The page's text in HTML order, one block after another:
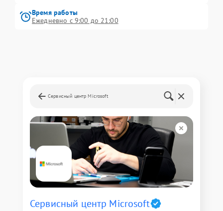
Время работы
Ежедневно с 9:00 до 21:00
Сервисный центр Microsoft
Сервисный центр Microsoft